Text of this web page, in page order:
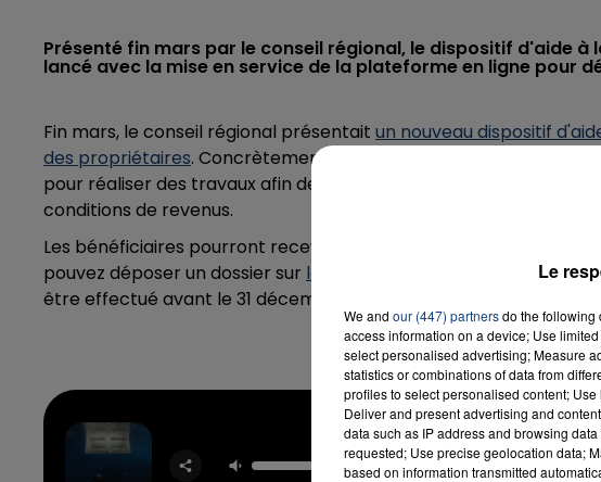
Présenté fin mars par le conseil régional, le dispositif d'aide
lancé avec la mise en service de la plateforme en ligne pour
Fin mars, le conseil régional présentait un nouveau dispositif
des propriétaires. Concrètement, ces derniers vont pouvoir
pour réaliser des travaux afin de diminuer leur consommation
conditions de revenus.
Les bénéficiaires pourront recevoir jusqu'à 2 000 euros de
pouvez déposer un dossier sur la plateforme en ligne mise en
être effectué avant le 31 décembre 2018.
Birds Of A
Feather
Le
We and our (447) partnersdo the following
access information on a device; Use
select personalised advertising; Measure
statistics or combinations of data from
profiles to select personalised content;
Deliver and present advertising and
data such as IP address and browsing
requested; Use precise geolocation data;
based on information transmitted